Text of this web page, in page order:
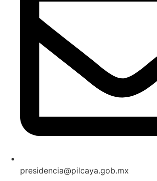
presidencia@pilcaya.gob.mx